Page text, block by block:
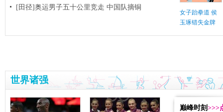
[田径]奥运男子五十公里竞走 中国队摘铜
女子跆拳道 侯
玉琢错失金牌
世界诸强
巅峰时刻>>>